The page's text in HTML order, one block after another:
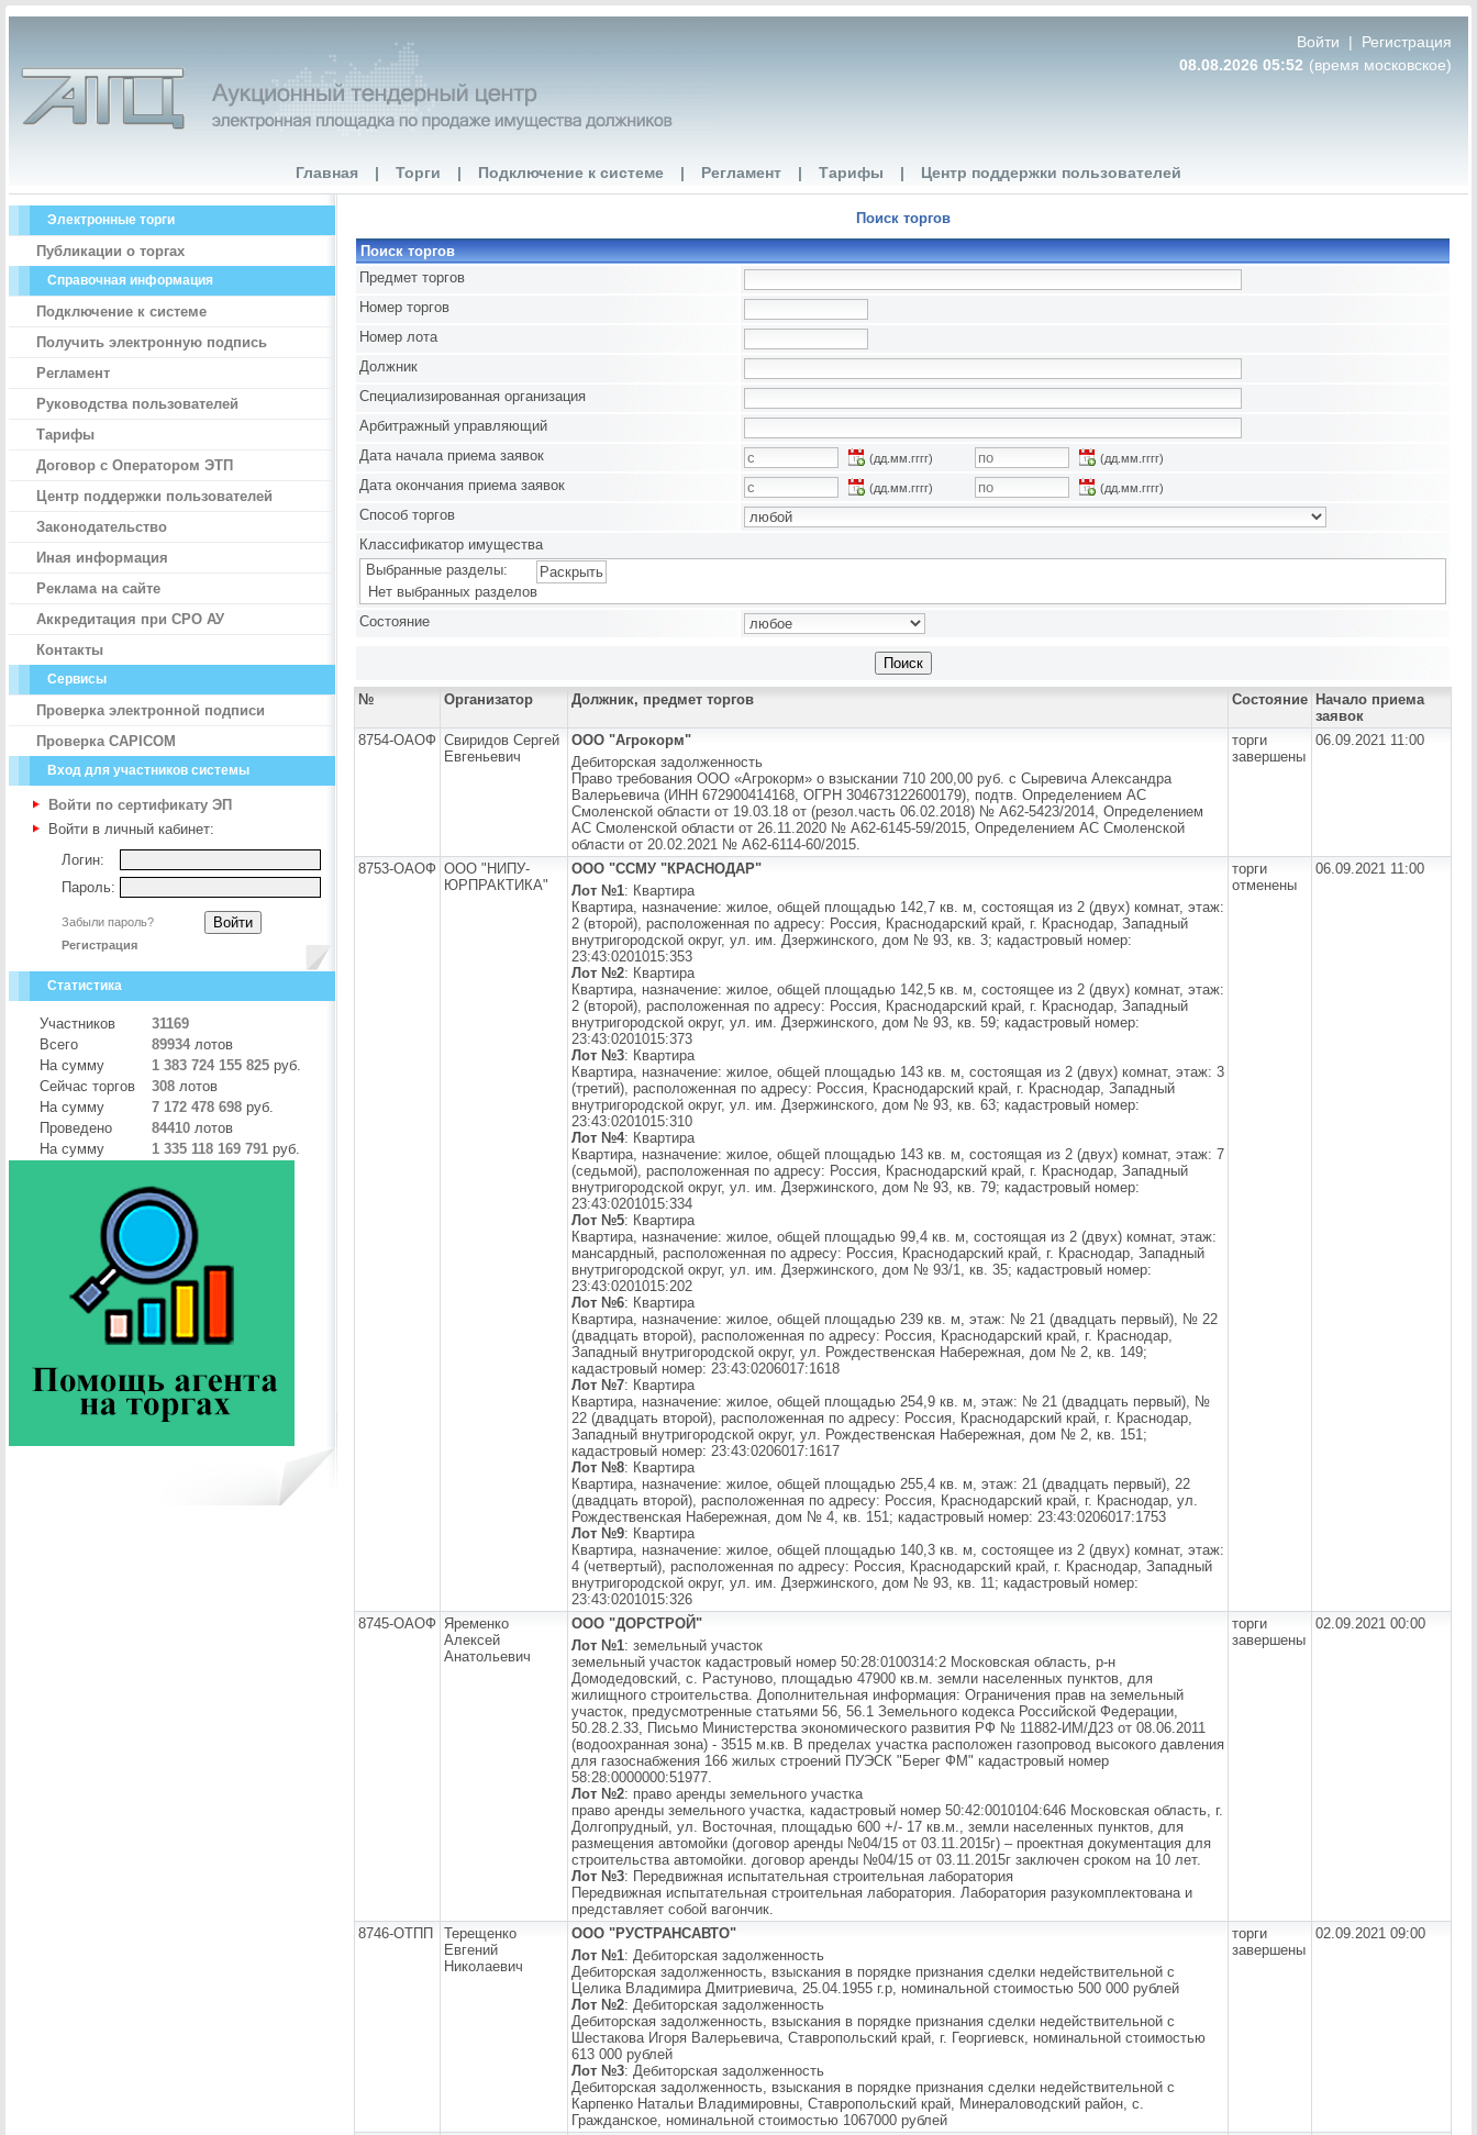
Войти |
Регистрация
08.08.2026 05:52 (время московское)
Главная | Торги | Подключение к системе | Регламент | Тарифы | Центр поддержки пользователей
Электронные торги
Публикации о торгах
Справочная информация
Подключение к системе
Получить электронную подпись
Регламент
Руководства пользователей
Тарифы
Договор с Оператором ЭТП
Центр поддержки пользователей
Законодательство
Иная информация
Реклама на сайте
Аккредитация при СРО АУ
Контакты
Сервисы
Проверка электронной подписи
Проверка CAPICOM
Вход для участников системы
Войти по сертификату ЭП
Войти в личный кабинет:
Логин:
Пароль:
Забыли пароль?
Регистрация
Статистика
Участников
31169
Всего
89934 лотов
На сумму
1 383 724 155 825 руб.
Сейчас торгов
308 лотов
На сумму
7 172 478 698 руб.
Проведено
84410 лотов
На сумму
1 335 118 169 791 руб.
Поиск торгов
Поиск торгов
Предмет торгов
Номер торгов
Номер лота
Должник
Специализированная организация
Арбитражный управляющий
Дата начала приема заявок
(дд.мм.гггг) (дд.мм.гггг)
Дата окончания приема заявок (дд.мм.гггг) (дд.мм.гггг)
Способ торгов
Классификатор имущества
Выбранные разделы:
Раскрыть
Нет выбранных разделов
Состояние
№ Организатор Должник, предмет торгов Состояние Начало приема
заявок
8754-ОАОФ Свиридов Сергей
Евгеньевич
ООО "Агрокорм"
Дебиторская задолженность
Право требования ООО «Агрокорм» о взыскании 710 200,00 руб. с Сыревича Александра
Валерьевича (ИНН 672900414168, ОГРН 304673122600179), подтв. Определением АС
Смоленской области от 19.03.18 от (резол.часть 06.02.2018) № А62-5423/2014, Определением
АС Смоленской области от 26.11.2020 № А62-6145-59/2015, Определением АС Смоленской
области от 20.02.2021 № А62-6114-60/2015.
торги
завершены
06.09.2021 11:00
8753-ОАОФ ООО "НИПУ-
ЮРПРАКТИКА"
ООО "ССМУ "КРАСНОДАР"
Лот №1: Квартира
Квартира, назначение: жилое, общей площадью 142,7 кв. м, состоящая из 2 (двух) комнат, этаж:
2 (второй), расположенная по адресу: Россия, Краснодарский край, г. Краснодар, Западный
внутригородской округ, ул. им. Дзержинского, дом № 93, кв. 3; кадастровый номер:
23:43:0201015:353
Лот №2: Квартира
Квартира, назначение: жилое, общей площадью 142,5 кв. м, состоящее из 2 (двух) комнат, этаж:
2 (второй), расположенная по адресу: Россия, Краснодарский край, г. Краснодар, Западный
внутригородской округ, ул. им. Дзержинского, дом № 93, кв. 59; кадастровый номер:
23:43:0201015:373
Лот №3: Квартира
Квартира, назначение: жилое, общей площадью 143 кв. м, состоящая из 2 (двух) комнат, этаж: 3
(третий), расположенная по адресу: Россия, Краснодарский край, г. Краснодар, Западный
внутригородской округ, ул. им. Дзержинского, дом № 93, кв. 63; кадастровый номер:
23:43:0201015:310
Лот №4: Квартира
Квартира, назначение: жилое, общей площадью 143 кв. м, состоящая из 2 (двух) комнат, этаж: 7
(седьмой), расположенная по адресу: Россия, Краснодарский край, г. Краснодар, Западный
внутригородской округ, ул. им. Дзержинского, дом № 93, кв. 79; кадастровый номер:
23:43:0201015:334
Лот №5: Квартира
Квартира, назначение: жилое, общей площадью 99,4 кв. м, состоящая из 2 (двух) комнат, этаж:
мансардный, расположенная по адресу: Россия, Краснодарский край, г. Краснодар, Западный
внутригородской округ, ул. им. Дзержинского, дом № 93/1, кв. 35; кадастровый номер:
23:43:0201015:202
Лот №6: Квартира
Квартира, назначение: жилое, общей площадью 239 кв. м, этаж: № 21 (двадцать первый), № 22
(двадцать второй), расположенная по адресу: Россия, Краснодарский край, г. Краснодар,
Западный внутригородской округ, ул. Рождественская Набережная, дом № 2, кв. 149;
кадастровый номер: 23:43:0206017:1618
Лот №7: Квартира
Квартира, назначение: жилое, общей площадью 254,9 кв. м, этаж: № 21 (двадцать первый), №
22 (двадцать второй), расположенная по адресу: Россия, Краснодарский край, г. Краснодар,
Западный внутригородской округ, ул. Рождественская Набережная, дом № 2, кв. 151;
кадастровый номер: 23:43:0206017:1617
Лот №8: Квартира
Квартира, назначение: жилое, общей площадью 255,4 кв. м, этаж: 21 (двадцать первый), 22
(двадцать второй), расположенная по адресу: Россия, Краснодарский край, г. Краснодар, ул.
Рождественская Набережная, дом № 4, кв. 151; кадастровый номер: 23:43:0206017:1753
Лот №9: Квартира
Квартира, назначение: жилое, общей площадью 140,3 кв. м, состоящее из 2 (двух) комнат, этаж:
4 (четвертый), расположенная по адресу: Россия, Краснодарский край, г. Краснодар, Западный
внутригородской округ, ул. им. Дзержинского, дом № 93, кв. 11; кадастровый номер:
23:43:0201015:326
торги
отменены
06.09.2021 11:00
8745-ОАОФ Яременко
Алексей
Анатольевич
ООО "ДОРСТРОЙ"
Лот №1: земельный участок
земельный участок кадастровый номер 50:28:0100314:2 Московская область, р-н
Домодедовский, с. Растуново, площадью 47900 кв.м. земли населенных пунктов, для
жилищного строительства. Дополнительная информация: Ограничения прав на земельный
участок, предусмотренные статьями 56, 56.1 Земельного кодекса Российской Федерации,
50.28.2.33, Письмо Министерства экономического развития РФ № 11882-ИМ/Д23 от 08.06.2011
(водоохранная зона) - 3515 м.кв. В пределах участка расположен газопровод высокого давления
для газоснабжения 166 жилых строений ПУЭСК "Берег ФМ" кадастровый номер
58:28:0000000:51977.
Лот №2: право аренды земельного участка
право аренды земельного участка, кадастровый номер 50:42:0010104:646 Московская область, г.
Долгопрудный, ул. Восточная, площадью 600 +/- 17 кв.м., земли населенных пунктов, для
размещения автомойки (договор аренды №04/15 от 03.11.2015г) – проектная документация для
строительства автомойки. договор аренды №04/15 от 03.11.2015г заключен сроком на 10 лет.
Лот №3: Передвижная испытательная строительная лаборатория
Передвижная испытательная строительная лаборатория. Лаборатория разукомплектована и
представляет собой вагончик.
торги
завершены
02.09.2021 00:00
8746-ОТПП
Терещенко
Евгений
Николаевич
ООО "РУСТРАНСАВТО"
Лот №1: Дебиторская задолженность
Дебиторская задолженность, взыскания в порядке признания сделки недействительной с
Целика Владимира Дмитриевича, 25.04.1955 г.р, номинальной стоимостью 500 000 рублей
Лот №2: Дебиторская задолженность
Дебиторская задолженность, взыскания в порядке признания сделки недействительной с
Шестакова Игоря Валерьевича, Ставропольский край, г. Георгиевск, номинальной стоимостью
613 000 рублей
Лот №3: Дебиторская задолженность
Дебиторская задолженность, взыскания в порядке признания сделки недействительной с
Карпенко Натальи Владимировны, Ставропольский край, Минераловодский район, с.
Гражданское, номинальной стоимостью 1067000 рублей
торги
завершены
02.09.2021 09:00